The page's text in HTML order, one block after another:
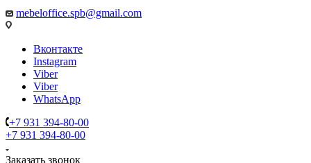
mebeloffice.spb@gmail.com
Вконтакте
Instagram
Viber
Viber
WhatsApp
+7 931 394-80-00
+7 931 394-80-00
Заказать звонок